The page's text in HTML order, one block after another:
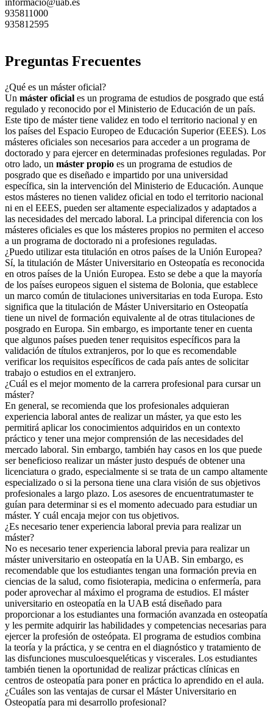
935811000
935812595
Preguntas Frecuentes
¿Qué es un máster oficial?
Un máster oficial es un programa de estudios de posgrado que está
regulado y reconocido por el Ministerio de Educación de un país.
Este tipo de máster tiene validez en todo el territorio nacional y en
los países del Espacio Europeo de Educación Superior (EEES). Los
másteres oficiales son necesarios para acceder a un programa de
doctorado y para ejercer en determinadas profesiones reguladas. Por
otro lado, un máster propio es un programa de estudios de
posgrado que es diseñado e impartido por una universidad
específica, sin la intervención del Ministerio de Educación. Aunque
estos másteres no tienen validez oficial en todo el territorio nacional
ni en el EEES, pueden ser altamente especializados y adaptados a
las necesidades del mercado laboral. La principal diferencia con los
másteres oficiales es que los másteres propios no permiten el acceso
a un programa de doctorado ni a profesiones reguladas.
¿Puedo utilizar esta titulación en otros países de la Unión Europea?
Sí, la titulación de Máster Universitario en Osteopatía es reconocida
en otros países de la Unión Europea. Esto se debe a que la mayoría
de los países europeos siguen el sistema de Bolonia, que establece
un marco común de titulaciones universitarias en toda Europa. Esto
significa que la titulación de Máster Universitario en Osteopatía
tiene un nivel de formación equivalente al de otras titulaciones de
posgrado en Europa. Sin embargo, es importante tener en cuenta
que algunos países pueden tener requisitos específicos para la
validación de títulos extranjeros, por lo que es recomendable
verificar los requisitos específicos de cada país antes de solicitar
trabajo o estudios en el extranjero.
¿Cuál es el mejor momento de la carrera profesional para cursar un
máster?
En general, se recomienda que los profesionales adquieran
experiencia laboral antes de realizar un máster, ya que esto les
permitirá aplicar los conocimientos adquiridos en un contexto
práctico y tener una mejor comprensión de las necesidades del
mercado laboral. Sin embargo, también hay casos en los que puede
ser beneficioso realizar un máster justo después de obtener una
licenciatura o grado, especialmente si se trata de un campo altamente
especializado o si la persona tiene una clara visión de sus objetivos
profesionales a largo plazo. Los asesores de encuentratumaster te
guían para determinar si es el momento adecuado para estudiar un
máster. Y cuál encaja mejor con tus objetivos.
¿Es necesario tener experiencia laboral previa para realizar un
máster?
No es necesario tener experiencia laboral previa para realizar un
máster universitario en osteopatía en la UAB. Sin embargo, es
recomendable que los estudiantes tengan una formación previa en
ciencias de la salud, como fisioterapia, medicina o enfermería, para
poder aprovechar al máximo el programa de estudios. El máster
universitario en osteopatía en la UAB está diseñado para
proporcionar a los estudiantes una formación avanzada en osteopatía
y les permite adquirir las habilidades y competencias necesarias para
ejercer la profesión de osteópata. El programa de estudios combina
la teoría y la práctica, y se centra en el diagnóstico y tratamiento de
las disfunciones musculoesqueléticas y viscerales. Los estudiantes
también tienen la oportunidad de realizar prácticas clínicas en
centros de osteopatía para poner en práctica lo aprendido en el aula.
¿Cuáles son las ventajas de cursar el Máster Universitario en
Osteopatía para mi desarrollo profesional?